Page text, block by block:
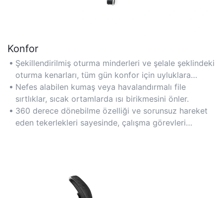
Konfor
Şekillendirilmiş oturma minderleri ve şelale şeklindeki
oturma kenarları, tüm gün konfor için uyluklara
uygulanan basıncı en aza indirir.
Nefes alabilen kumaş veya havalandırmalı file
sırtlıklar, sıcak ortamlarda ısı birikmesini önler.
360 derece dönebilme özelliği ve sorunsuz hareket
eden tekerlekleri sayesinde, çalışma görevleri